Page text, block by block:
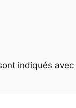
indiqués avec